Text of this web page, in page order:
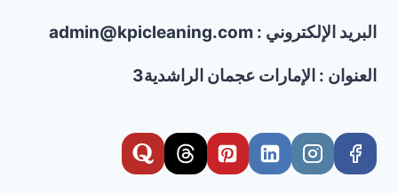
البريد الإلكتروني : admin@kpicleaning.com
العنوان : الإمارات عجمان الراشدية3